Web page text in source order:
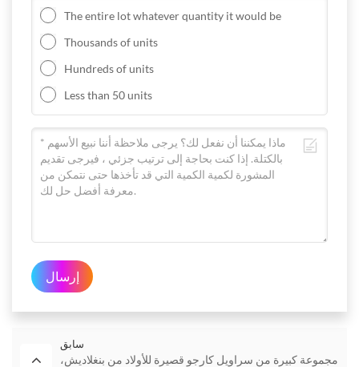
The entire lot whatever quantity it would be
Thousands of units
Hundreds of units
Less than 50 units
إرسال
سابق
مجموعة كبيرة من سراويل كارجو قصيرة للأولاد من بنغلاديش،